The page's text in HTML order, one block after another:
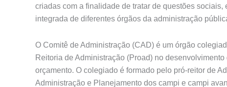
criadas com a finalidade de tratar de questões
integrada de diferentes órgãos da administração
O Comitê de Administração (CAD) é um órgão
Reitoria de Administração (Proad) no
orçamento. O colegiado é formado pelo pró-reitor de
Administração e Planejamento dos campi e campi